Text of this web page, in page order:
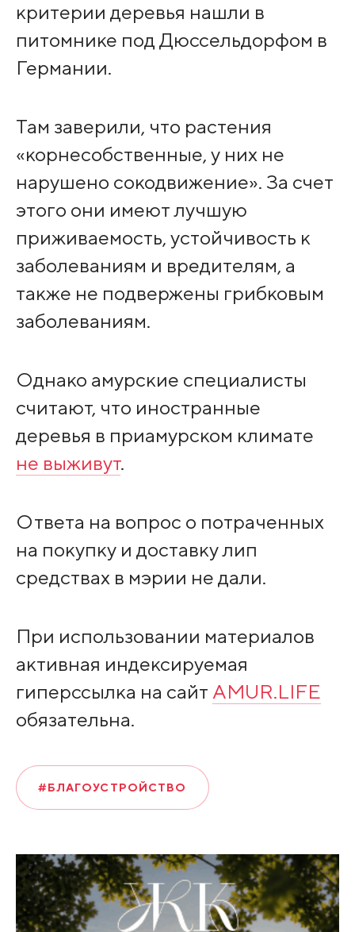
критерии деревья нашли в
питомнике под Дюссельдорфом в
Германии.
Там заверили, что растения
«корнесобственные, у них не
нарушено сокодвижение». За счет
этого они имеют лучшую
приживаемость, устойчивость к
заболеваниям и вредителям, а
также не подвержены грибковым
заболеваниям.
Однако амурские специалисты
считают, что иностранные
деревья в приамурском климате
не выживут.
Ответа на вопрос о потраченных
на покупку и доставку лип
средствах в мэрии не дали.
При использовании материалов
активная индексируемая
гиперссылка на сайт AMUR.LIFE
обязательна.
#БЛАГОУСТРОЙСТВО